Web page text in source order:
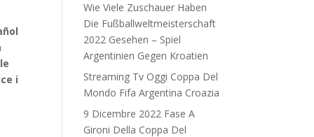
i
Wie Viele Zuschauer Haben
Die Fußballweltmeisterschaft
2022 Gesehen – Spiel
Argentinien Gegen Kroatien
Streaming Tv Oggi Coppa Del
Mondo Fifa Argentina Croazia
9 Dicembre 2022 Fase A
Gironi Della Coppa Del